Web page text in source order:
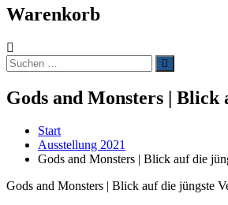
Warenkorb
Suchen
nach:
Suchen
Gods and Monsters | Blick
Start
Ausstellung 2021
Gods and Monsters | Blick auf die
Gods and Monsters | Blick auf die jüngste